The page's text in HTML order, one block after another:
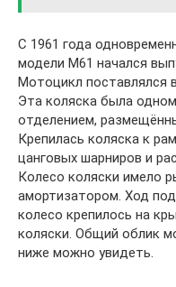
С 1961 года
модели М61 начался
Мотоцикл поставлялся
Эта коляска была
отделением,
Крепилась коляска к
цанговых шарниров и
Колесо коляски имело
амортизатором. Ход
колесо крепилось на
коляски. Общий облик
ниже можно увидеть.